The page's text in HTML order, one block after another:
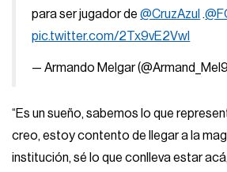
para ser jugador de@CruzAzul .
pic.twitter.com/2Tx9vE2VwI
— Armando Melgar
“Es un sueño, sabemos lo que
creo, estoy contento de llegar a la
institución, sé lo que conlleva estar